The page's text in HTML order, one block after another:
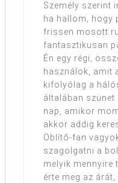
Személy szerint
ha hallom, hogy
frissen mosott
fantasztikusan
Én egy régi,
használok, amit
kifolyólag a
általában szünet
nap, amikor
akkor addig
Öblítő-fan
szagolgatni a
melyik mennyire
érte meg az